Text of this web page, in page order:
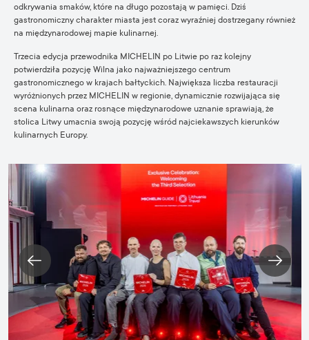
odkrywania smaków, które na długo pozostają w pamięci. Dziś
gastronomiczny charakter miasta jest coraz wyraźniej dostrzegany również
na międzynarodowej mapie kulinarnej.
Trzecia edycja przewodnika MICHELIN po Litwie po raz kolejny
potwierdziła pozycję Wilna jako najważniejszego centrum
gastronomicznego w krajach bałtyckich. Największa liczba restauracji
wyróżnionych przez MICHELIN w regionie, dynamicznie rozwijająca się
scena kulinarna oraz rosnące międzynarodowe uznanie sprawiają, że
stolica Litwy umacnia swoją pozycję wśród najciekawszych kierunków
kulinarnych Europy.